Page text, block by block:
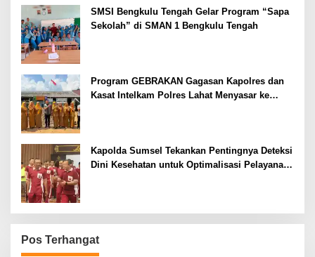
SMSI Bengkulu Tengah Gelar Program “Sapa
Sekolah” di SMAN 1 Bengkulu Tengah
Program GEBRAKAN Gagasan Kapolres dan
Kasat Intelkam Polres Lahat Menyasar ke
Kapolda Sumsel Tekankan Pentingnya Deteksi
Dini Kesehatan untuk Optimalisasi Pelayanan
Pos Terhangat